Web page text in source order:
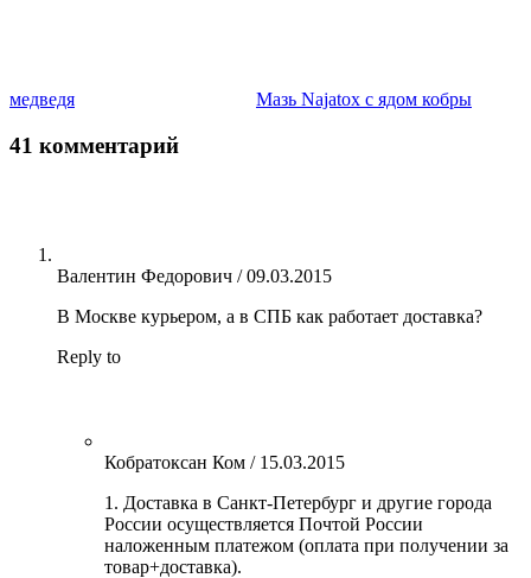
медведя Мазь Najatox с ядом кобры
41 комментарий
Валентин Федорович /09.03.2015
В Москве курьером, а в СПБ как работает доставка?
Reply to
Кобратоксан Ком / 15.03.2015
1. Доставка в Санкт-Петербург и другие города
России осуществляется Почтой России
наложенным платежом (оплата при получении за
товар+доставка).